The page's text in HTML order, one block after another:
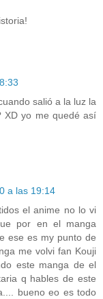
salió a la luz la
XD yo me quedé así
a las 19:14
el anime no lo vi
por en el manga
ese es my punto de
me volvi fan Kouji
este manga de el
q hables de este
bueno eo es todo